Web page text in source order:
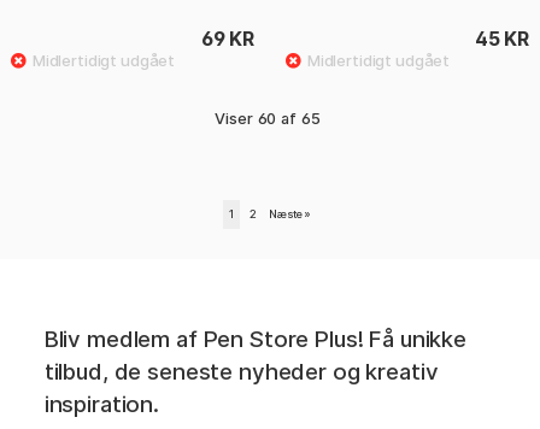
69 KR 45 KR
Viser 60 af 65
1 2 Næste »
Bliv medlem af Pen Store Plus! Få unikke
tilbud, de seneste nyheder og kreativ
inspiration.